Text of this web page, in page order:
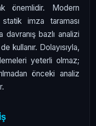
önemlidir. Modern
statik imza taraması
bazlı analizi
kullanır. Dolayısıyla,
yeterli olmaz;
önceki analiz